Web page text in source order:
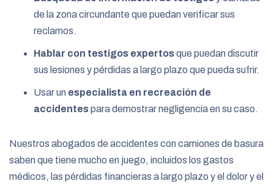
de la zona circundante que puedan verificar sus
reclamos.
Hablar con testigos expertosque puedan discutir
sus lesiones y pérdidas a largo plazo que pueda sufrir.
Usar un especialista en recreación de
accidentespara demostrar negligencia en su caso.
Nuestros abogados de accidentes con camiones de basura
saben que tiene mucho en juego, incluidos los gastos
médicos, las pérdidas financieras a largo plazo y el dolor y el